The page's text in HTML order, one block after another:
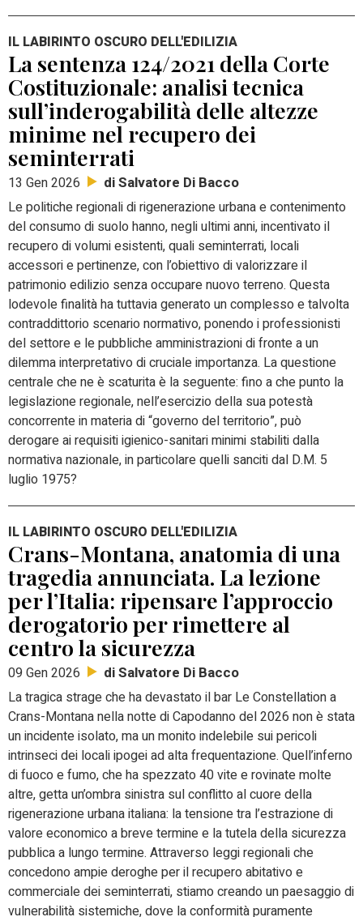
IL LABIRINTO OSCURO DELL'EDILIZIA
La sentenza 124/2021 della Corte
Costituzionale: analisi tecnica
sull’inderogabilità delle altezze
minime nel recupero dei
seminterrati
13 Gen 2026 di Salvatore Di Bacco
Le politiche regionali di rigenerazione urbana e contenimento
del consumo di suolo hanno, negli ultimi anni, incentivato il
recupero di volumi esistenti, quali seminterrati, locali
accessori e pertinenze, con l’obiettivo di valorizzare il
patrimonio edilizio senza occupare nuovo terreno. Questa
lodevole finalità ha tuttavia generato un complesso e talvolta
contraddittorio scenario normativo, ponendo i professionisti
del settore e le pubbliche amministrazioni di fronte a un
dilemma interpretativo di cruciale importanza. La questione
centrale che ne è scaturita è la seguente: fino a che punto la
legislazione regionale, nell’esercizio della sua potestà
concorrente in materia di “governo del territorio”, può
derogare ai requisiti igienico-sanitari minimi stabiliti dalla
normativa nazionale, in particolare quelli sanciti dal D.M. 5
luglio 1975?
IL LABIRINTO OSCURO DELL'EDILIZIA
Crans-Montana, anatomia di una
tragedia annunciata. La lezione
per l’Italia: ripensare l’approccio
derogatorio per rimettere al
centro la sicurezza
09 Gen 2026 di Salvatore Di Bacco
La tragica strage che ha devastato il bar Le Constellation a
Crans-Montana nella notte di Capodanno del 2026 non è stata
un incidente isolato, ma un monito indelebile sui pericoli
intrinseci dei locali ipogei ad alta frequentazione. Quell’inferno
di fuoco e fumo, che ha spezzato 40 vite e rovinate molte
altre, getta un’ombra sinistra sul conflitto al cuore della
rigenerazione urbana italiana: la tensione tra l’estrazione di
valore economico a breve termine e la tutela della sicurezza
pubblica a lungo termine. Attraverso leggi regionali che
concedono ampie deroghe per il recupero abitativo e
commerciale dei seminterrati, stiamo creando un paesaggio di
vulnerabilità sistemiche, dove la conformità puramente